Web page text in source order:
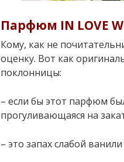
Парфюм IN LOVE
Кому, как не
оценку. Вот как
поклонницы:
– если бы этот парфюм
прогуливающаяся на
– это запах слабой